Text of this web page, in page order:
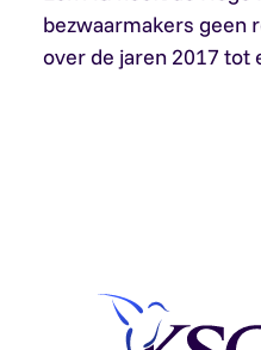
bezwaarmakers geen
over de jaren 2017